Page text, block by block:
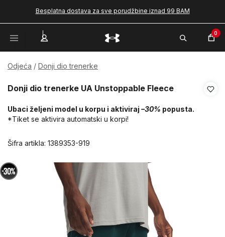
Besplatna dostava za sve porudžbine iznad 99 BAM
0
Odjeća Donji dio trenerke
Donji dio trenerke UA Unstoppable Fleece
Ubaci željeni model u korpu i aktiviraj –30% popusta.
*Tiket se aktivira automatski u korpi!
Šifra artikla: 1389353-919